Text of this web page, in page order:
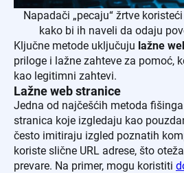
Napadači „pecaju“ žrtve
kako bi ih naveli da odaju
Ključne metode uključuju lažne
priloge i lažne zahteve za pomoć,
kao legitimni zahtevi.
Lažne web stranice
Jedna od najčešćih metoda
stranica koje izgledaju kao
često imitiraju izgled poznatih
koriste slične URL adrese, što
prevare. Na primer, mogu koristiti